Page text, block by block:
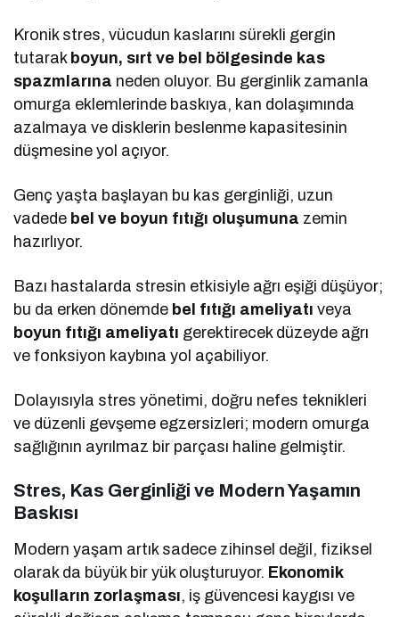
Kronik stres, vücudun kaslarını sürekli gergin
tutarak boyun, sırt ve bel bölgesinde kas
spazmlarına neden oluyor. Bu gerginlik zamanla
omurga eklemlerinde baskıya, kan dolaşımında
azalmaya ve disklerin beslenme kapasitesinin
düşmesine yol açıyor.
Genç yaşta başlayan bu kas gerginliği, uzun
vadede bel ve boyun fıtığı oluşumuna zemin
hazırlıyor.
Bazı hastalarda stresin etkisiyle ağrı eşiği düşüyor;
bu da erken dönemde bel fıtığı ameliyatı veya
boyun fıtığı ameliyatı gerektirecek düzeyde ağrı
ve fonksiyon kaybına yol açabiliyor.
Dolayısıyla stres yönetimi, doğru nefes teknikleri
ve düzenli gevşeme egzersizleri; modern omurga
sağlığının ayrılmaz bir parçası haline gelmiştir.
Stres, Kas Gerginliği ve Modern Yaşamın
Baskısı
Modern yaşam artık sadece zihinsel değil, fiziksel
olarak da büyük bir yük oluşturuyor. Ekonomik
koşulların zorlaşması, iş güvencesi kaygısı ve